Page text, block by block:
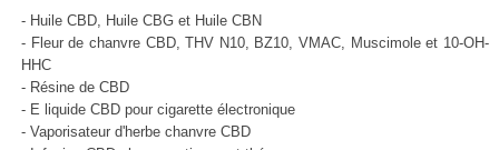
- Huile CBD, Huile CBG et Huile CBN
- Fleur de chanvre CBD, THV N10, BZ10, VMAC, Muscimole et 10-OH-
HHC
- Résine de CBD
- E liquide CBD pour cigarette électronique
- Vaporisateur d'herbe chanvre CBD